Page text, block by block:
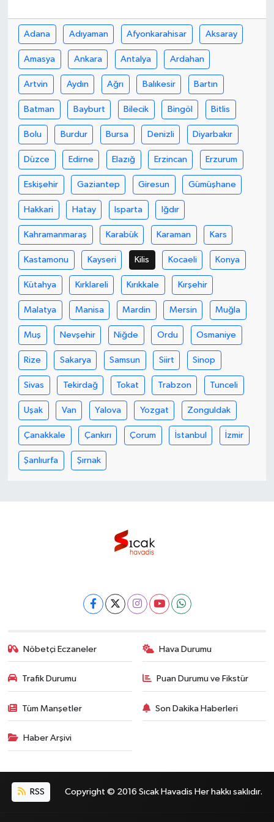
Adana Adıyaman Afyonkarahisar Aksaray
Amasya Ankara Antalya Ardahan
Artvin Aydın Ağrı Balıkesir Bartın
Batman Bayburt Bilecik Bingöl Bitlis
Bolu Burdur Bursa Denizli Diyarbakır
Düzce Edirne Elazığ Erzincan Erzurum
Eskişehir Gaziantep Giresun Gümüşhane
Hakkari Hatay Isparta Iğdır
Kahramanmaraş Karabük Karaman Kars
Kastamonu Kayseri Kilis Kocaeli Konya
Kütahya Kırklareli Kırıkkale Kırşehir
Malatya Manisa Mardin Mersin Muğla
Muş Nevşehir Niğde Ordu Osmaniye
Rize Sakarya Samsun Siirt Sinop
Sivas Tekirdağ Tokat Trabzon Tunceli
Uşak Van Yalova Yozgat Zonguldak
Çanakkale Çankırı Çorum İstanbul İzmir
Şanlıurfa Şırnak
Nöbetçi Eczaneler Hava Durumu
Trafik Durumu Puan Durumu ve Fikstür
Tüm Manşetler Son Dakika Haberleri
Haber Arşivi
RSS Copyright © 2016 Sıcak Havadis Her hakkı saklıdır.
Bilim, Teknoloji